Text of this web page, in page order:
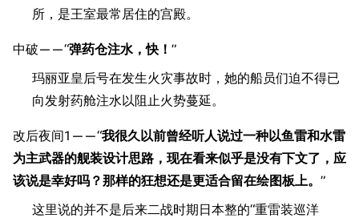
舰少资料库
NGA战舰少女R专
区
萌娘百科战舰少女
苍青幻影wiki（只
四叶草剧场BiliWiki
战列舰论坛
JSTOR期刊图书馆
Navweaps（镜
像）
Navypedia
Naval
NavSource
Wings Aviation
所，是王室最常居住的宫殿。
中破——“弹药仓注水，快！ ”
玛丽亚皇后号在发生火灾事故时，她的船员们迫不得已
向发射药舱注水以阻止火势蔓延。
改后夜间1——“我很久以前曾经听人说过一种以鱼雷和水雷
为主武器的舰装设计思路，现在看来似乎是没有下文了，应
该说是幸好吗？那样的狂想还是更适合留在绘图板上。 ”
这里说的并不是后来二战时期日本整的“重雷装巡洋
游戏数据
台词